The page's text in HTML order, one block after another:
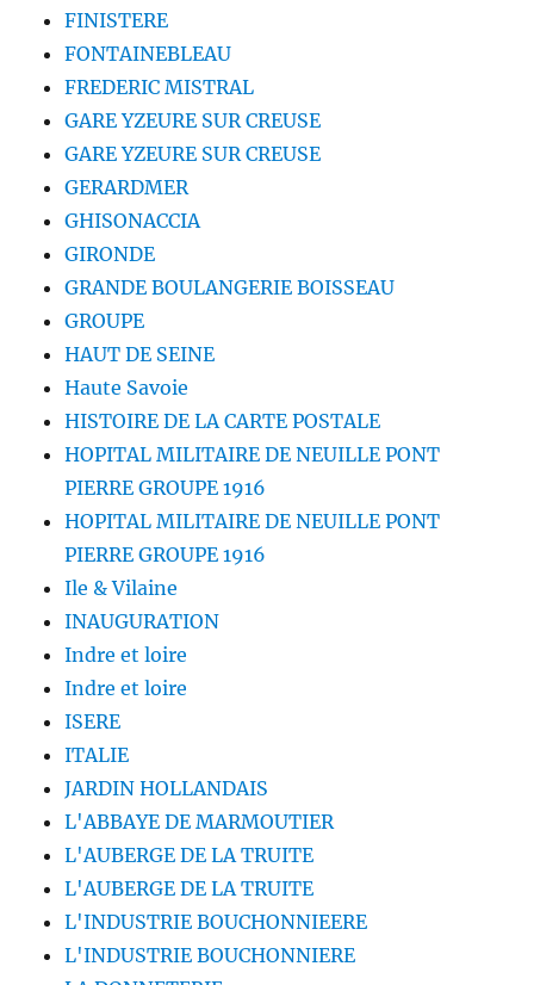
FINISTERE
FONTAINEBLEAU
FREDERIC MISTRAL
GARE YZEURE SUR CREUSE
GARE YZEURE SUR CREUSE
GERARDMER
GHISONACCIA
GIRONDE
GRANDE BOULANGERIE BOISSEAU
GROUPE
HAUT DE SEINE
Haute Savoie
HISTOIRE DE LA CARTE POSTALE
HOPITAL MILITAIRE DE NEUILLE PONT
PIERRE GROUPE 1916
HOPITAL MILITAIRE DE NEUILLE PONT
PIERRE GROUPE 1916
Ile & Vilaine
INAUGURATION
Indre et loire
Indre et loire
ISERE
ITALIE
JARDIN HOLLANDAIS
L'ABBAYE DE MARMOUTIER
L'AUBERGE DE LA TRUITE
L'AUBERGE DE LA TRUITE
L'INDUSTRIE BOUCHONNIEERE
L'INDUSTRIE BOUCHONNIERE